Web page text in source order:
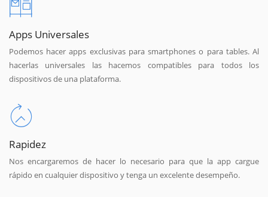
Apps Universales
Podemos hacer apps exclusivas para smartphones o para tables. Al
hacerlas universales las hacemos compatibles para todos los
dispositivos de una plataforma.
Rapidez
Nos encargaremos de hacer lo necesario para que la app cargue
rápido en cualquier dispositivo y tenga un excelente desempeño.